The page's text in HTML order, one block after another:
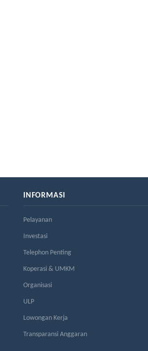
INFORMASI
Pelayanan
Investasi
Telephon Penting
Koperasi & UMKM
Organisasi
ULP
Lowongan Kerja
Transparansi Anggaran